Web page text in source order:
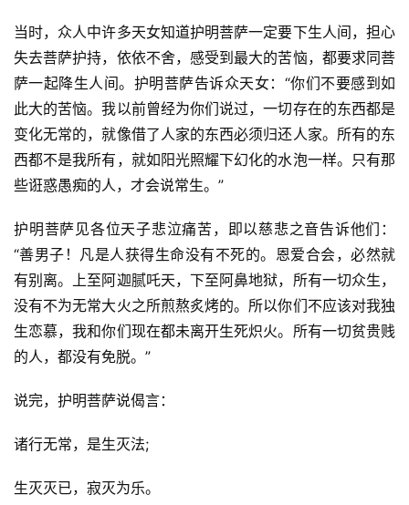
当时，众人中许多天女知道护明菩萨一定要下生人间，担心
失去菩萨护持，依依不舍，感受到最大的苦恼，都要求同菩
萨一起降生人间。护明菩萨告诉众天女：“你们不要感到如
此大的苦恼。我以前曾经为你们说过，一切存在的东西都是
变化无常的，就像借了人家的东西必须归还人家。所有的东
西都不是我所有，就如阳光照耀下幻化的水泡一样。只有那
些诳惑愚痴的人，才会说常生。”
护明菩萨见各位天子悲泣痛苦，即以慈悲之音告诉他们：
“善男子！凡是人获得生命没有不死的。恩爱合会，必然就
有别离。上至阿迦腻吒天，下至阿鼻地狱，所有一切众生，
没有不为无常大火之所煎熬炙烤的。所以你们不应该对我独
生恋慕，我和你们现在都未离开生死炽火。所有一切贫贵贱
的人，都没有免脱。”
说完，护明菩萨说偈言：
诸行无常，是生灭法;
生灭灭已，寂灭为乐。